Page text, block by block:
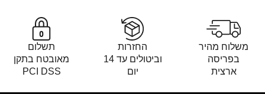
משלוח מהיר
בפריסה
ארצית
החזרות
וביטולים עד 14
יום
תשלום
מאובטח בתקן
PCI DSS